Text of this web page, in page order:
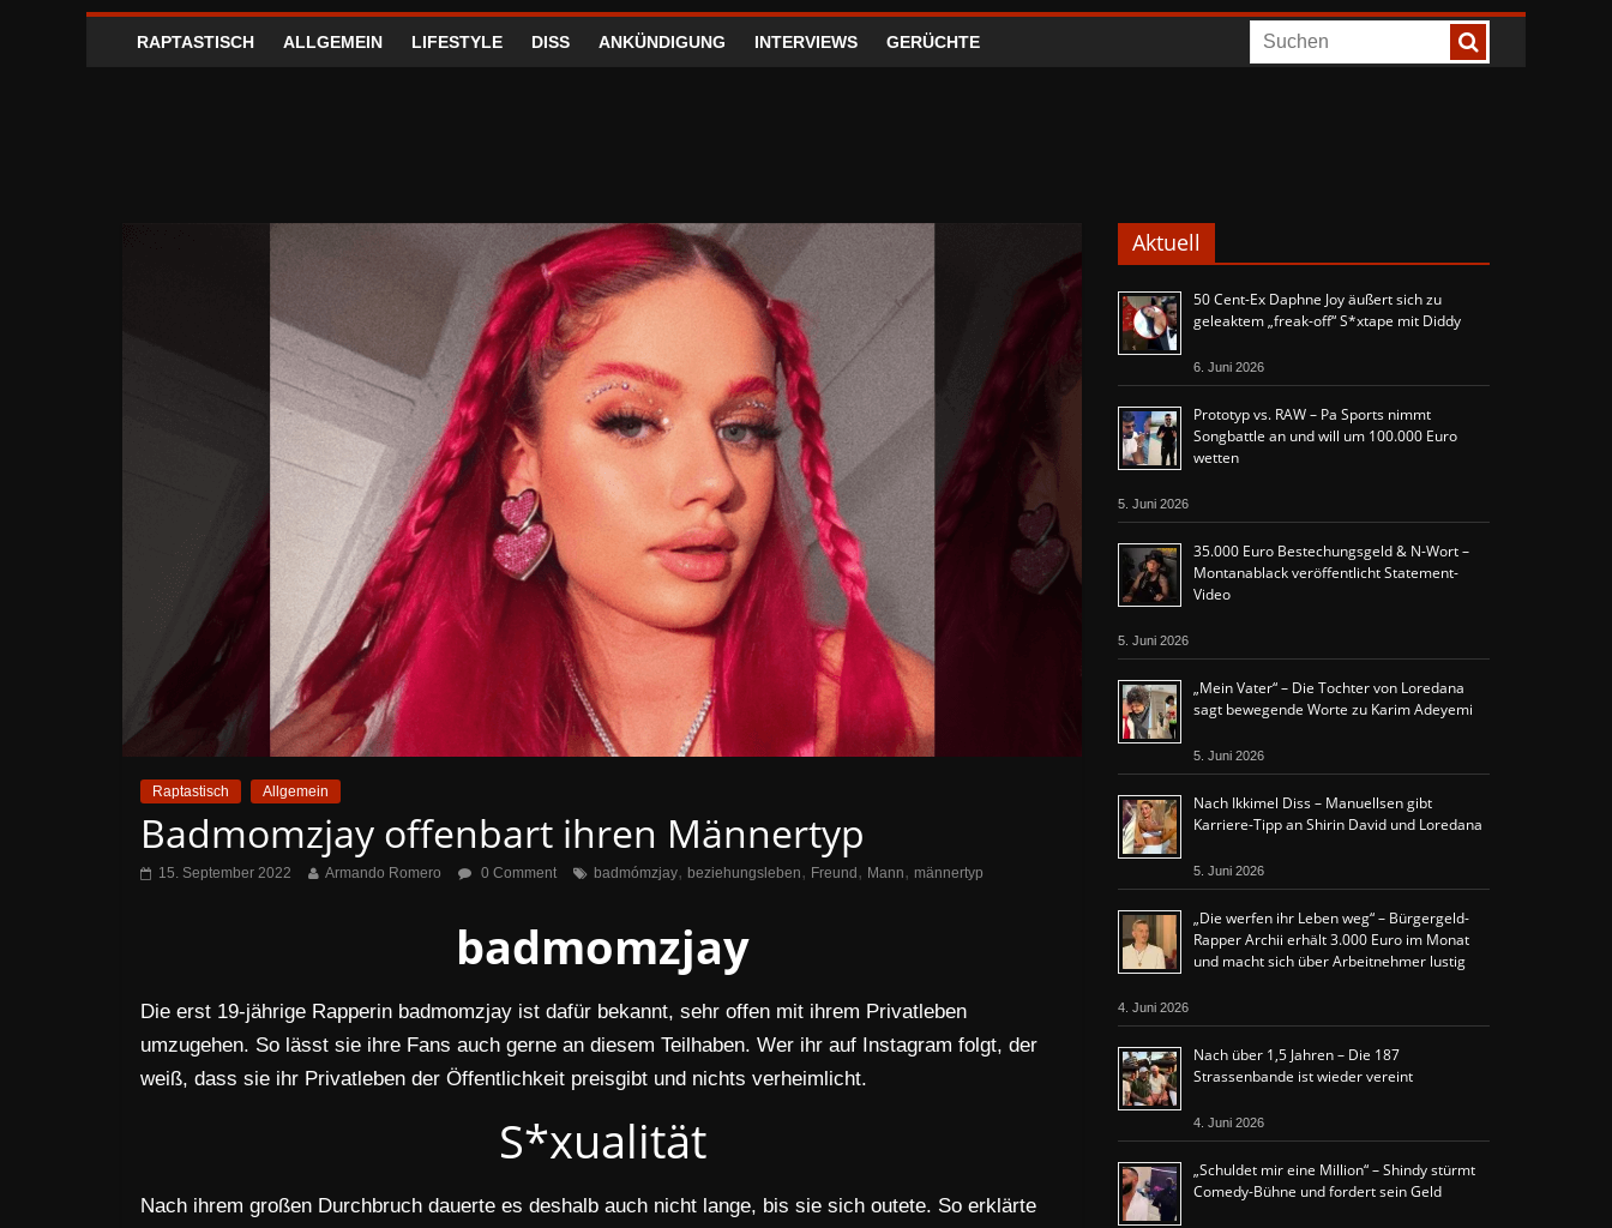
RAPTASTISCH ALLGEMEIN LIFESTYLE DISS ANKÜNDIGUNG INTERVIEWS GERÜCHTE
Raptastisch Allgemein
Badmomzjay offenbart ihren Männertyp
15. September 2022 Armando Romero 0 Comment badmómzjay, beziehungsleben, Freund , Mann, männertyp
badmomzjay
Die erst 19-jährige Rapperin badmomzjay ist dafür bekannt, sehr offen mit ihrem Privatleben
umzugehen. So lässt sie ihre Fans auch gerne an diesem Teilhaben. Wer ihr auf Instagram folgt, der
weiß, dass sie ihr Privatleben der Öffentlichkeit preisgibt und nichts verheimlicht.
S*xualität
Nach ihrem großen Durchbruch dauerte es deshalb auch nicht lange, bis sie sich outete. So erklärte
Aktuell
50 Cent-Ex Daphne Joy äußert sich zu
geleaktem „freak-off“ S*xtape mit Diddy
6. Juni 2026
Prototyp vs. RAW – Pa Sports nimmt
Songbattle an und will um 100.000 Euro
wetten
5. Juni 2026
35.000 Euro Bestechungsgeld & N-Wort –
Montanablack veröffentlicht Statement-
Video
5. Juni 2026
„Mein Vater“ – Die Tochter von Loredana
sagt bewegende Worte zu Karim Adeyemi
5. Juni 2026
Nach Ikkimel Diss – Manuellsen gibt
Karriere-Tipp an Shirin David und Loredana
5. Juni 2026
„Die werfen ihr Leben weg“ – Bürgergeld-
Rapper Archii erhält 3.000 Euro im Monat
und macht sich über Arbeitnehmer lustig
4. Juni 2026
Nach über 1,5 Jahren – Die 187
Strassenbande ist wieder vereint
4. Juni 2026
„Schuldet mir eine Million“ – Shindy stürmt
Comedy-Bühne und fordert sein Geld